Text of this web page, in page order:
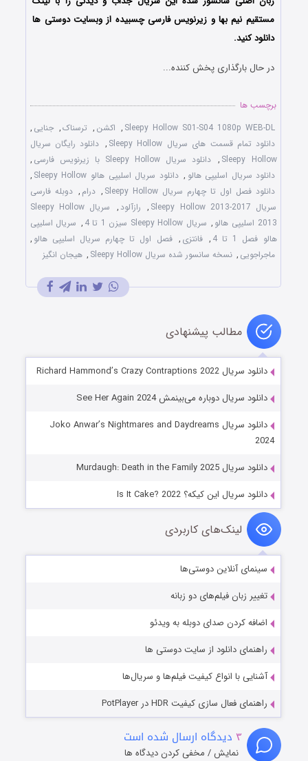
مستقیم نیم بها و زیرنویس فارسی چسبیده از وبسایت دوستی ها
دانلود کنید.
در حال بارگذاری پخش کننده...
برچسب ها
Sleepy Hollow S01-S04 1080p WEB-DL
, اکشن , ترسناک, جنایی ,
دانلود تمام قسمت های سریال Sleepy Hollow
, دانلود رایگان سریال
Sleepy Hollow
, دانلود سریال Sleepy Hollow با زیرنویس فارسی
,
دانلود سریال اسلیپی هالو , دانلود سریال اسلیپی هالو Sleepy Hollow
,
دانلود فصل اول تا چهارم سریال Sleepy Hollow
, درام , دوبله فارسی
سریال Sleepy Hollow 2013-2017
, رازآلود ,
سریال Sleepy Hollow
2013 اسلیپی هالو
, سریال Sleepy Hollow سیزن 1 تا 4 , سریال اسلیپی
هالو فصل 1 تا 4
, فانتزی , فصل اول تا چهارم سریال اسلیپی هالو ,
ماجراجویی , نسخه سانسور شده سریال Sleepy Hollow , هیجان انگیز
مطالب پیشنهادی
دانلود سریال Richard Hammond’s Crazy Contraptions 2022
دانلود سریال دوباره می‌بینمش See Her Again 2024
دانلود سریال Joko Anwar’s Nightmares and Daydreams
2024
دانلود سریال Murdaugh: Death in the Family 2025
دانلود سریال این کیکه؟ Is It Cake? 2022
لینک‌های کاربردی
سینمای آنلاین دوستی‌ها
تغییر زبان فیلم‌های دو زبانه
اضافه کردن صدای دوبله به ویدئو
راهنمای دانلود از سایت دوستی ها
آشنایی با انواع کیفیت فیلم‌ها و سریال‌ها
راهنمای فعال سازی کیفیت HDR در PotPlayer
۳ دیدگاه ارسال شده است
نمایش / مخفی کردن دیدگاه ها